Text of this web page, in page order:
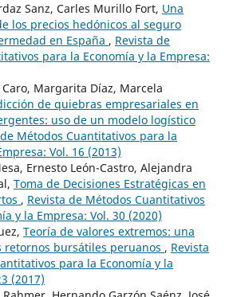
Sanz, Carles Murillo Fort, Una
los precios hedónicos al seguro
en España , Revista de
para la Economía y la Empresa:
Margarita Díaz, Marcela
de quiebras empresariales en
uso de un modelo logístico
Métodos Cuantitativos para la
Vol. 16 (2013)
Ernesto León-Castro, Alejandra
Toma de Decisiones Estratégicas en
, Revista de Métodos Cuantitativos
y la Empresa: Vol. 30 (2020)
Teoría de valores extremos: una
retornos bursátiles peruanos , Revista
para la Economía y la
(2017)